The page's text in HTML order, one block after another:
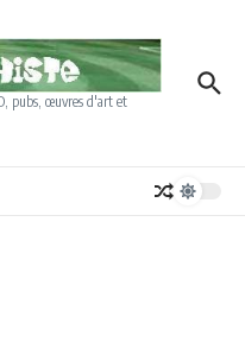
pubs, œuvres d'art et